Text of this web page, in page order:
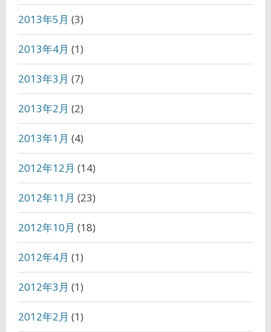
2013年5月 (3)
2013年4月 (1)
2013年3月 (7)
2013年2月 (2)
2013年1月 (4)
2012年12月 (14)
2012年11月 (23)
2012年10月 (18)
2012年4月 (1)
2012年3月 (1)
2012年2月 (1)